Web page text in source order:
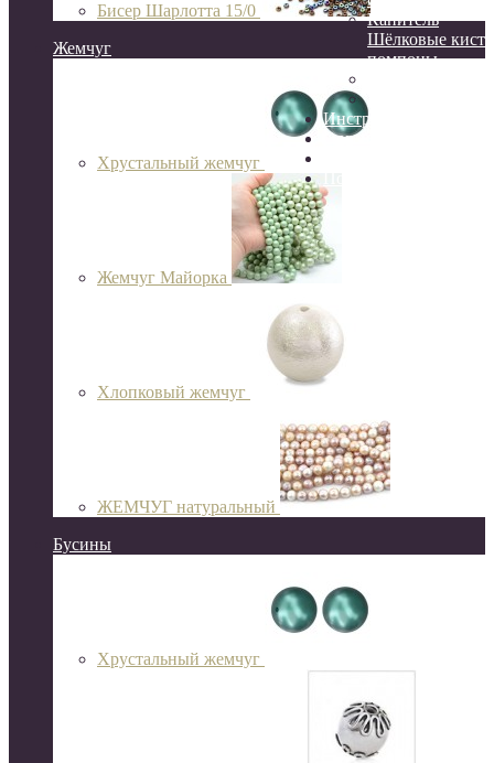
Бисер Шарлотта 15/0
Жемчуг
Хрустальный жемчуг
Жемчуг Майорка
Хлопковый жемчуг
ЖЕМЧУГ натуральный
Бусины
Хрустальный жемчуг
Канитель
Шёлковые
помпоны
Инструменты
Организация и